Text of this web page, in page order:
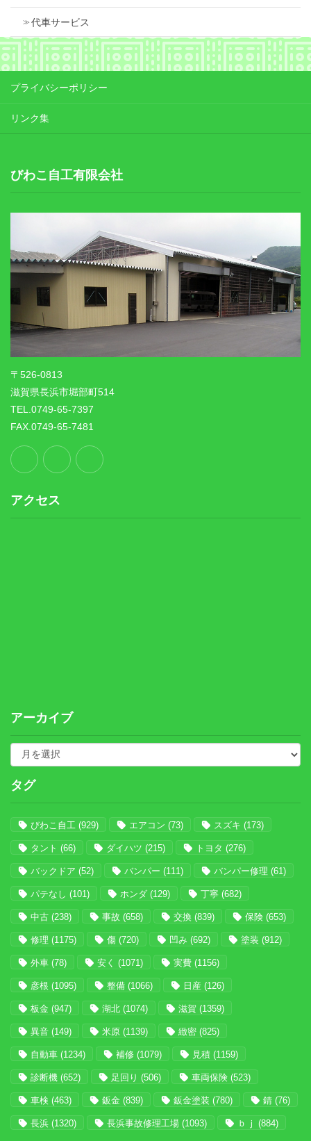
代車サービス
プライバシーポリシー
リンク集
びわこ自工有限会社
〒526-0813
滋賀県長浜市堀部町514
TEL.0749-65-7397
FAX.0749-65-7481
アクセス
アーカイブ
タグ
びわこ自工 (929) エアコン (73) スズキ (173)
タント (66) ダイハツ (215) トヨタ (276)
バックドア (52) バンパー (111) バンパー修理 (61)
パテなし (101) ホンダ (129) 丁寧 (682)
中古 (238) 事故 (658) 交換 (839) 保険 (653)
修理 (1175) 傷 (720) 凹み (692) 塗装 (912)
外車 (78) 安く (1071) 実費 (1156)
彦根 (1095) 整備 (1066) 日産 (126)
板金 (947) 湖北 (1074) 滋賀 (1359)
異音 (149) 米原 (1139) 緻密 (825)
自動車 (1234) 補修 (1079) 見積 (1159)
診断機 (652) 足回り (506) 車両保険 (523)
車検 (463) 鈑金 (839) 鈑金塗装 (780) 錆 (76)
長浜 (1320) 長浜事故修理工場 (1093) ｂｊ (884)